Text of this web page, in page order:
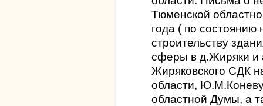
Тюменской
года ( по состоянию
строительству
сферы в д.Жиряки и
Жиряковского СДК
области,
областной Думы, а